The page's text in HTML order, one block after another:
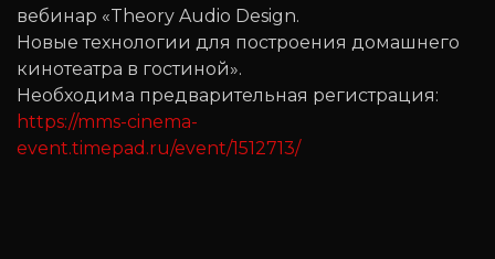
вебинар «Theory Audio Design.
Новые технологии для построения домашнего
кинотеатра в гостиной».
Необходима предварительная регистрация:
https://mms-cinema-
event.timepad.ru/event/1512713/